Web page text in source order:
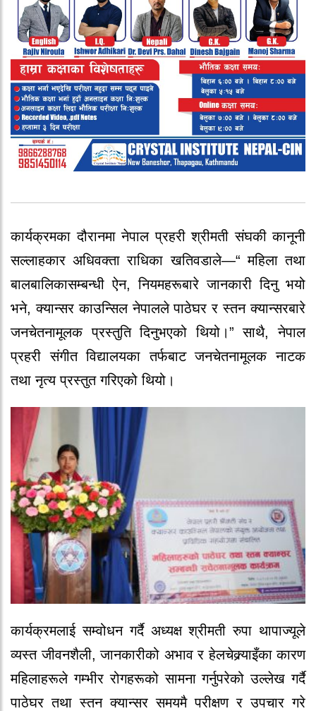
कार्यक्रमका दौरानमा नेपाल प्रहरी श्रीमती संघकी कानूनी
सल्लाहकार अधिवक्ता राधिका खतिवडाले—“ महिला तथा
बालबालिकासम्बन्धी ऐन, नियमहरूबारे जानकारी दिनु भयो
भने, क्यान्सर काउन्सिल नेपालले पाठेघर र स्तन क्यान्सरबारे
जनचेतनामूलक प्रस्तुति दिनुभएको थियो।” साथै, नेपाल
प्रहरी संगीत विद्यालयका तर्फबाट जनचेतनामूलक नाटक
तथा नृत्य प्रस्तुत गरिएको थियो।
कार्यक्रमलाई सम्वोधन गर्दै अध्यक्ष श्रीमती रुपा थापाज्यूले
व्यस्त जीवनशैली, जानकारीको अभाव र हेलचेक्र्याइँका कारण
महिलाहरूले गम्भीर रोगहरूको सामना गर्नुपरेको उल्लेख गर्दै
पाठेघर तथा स्तन क्यान्सर समयमै परीक्षण र उपचार गरे